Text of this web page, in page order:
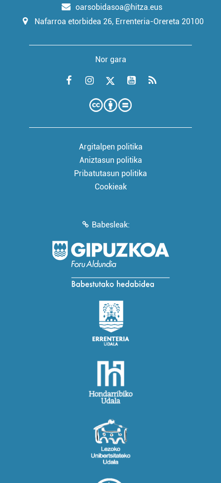
oarsobidasoa@hitza.eus
Nafarroa etorbidea 26, Errenteria-Orereta 20100
Nor gara
Argitalpen politika
Aniztasun politika
Pribatutasun politika
Cookieak
Babesleak: